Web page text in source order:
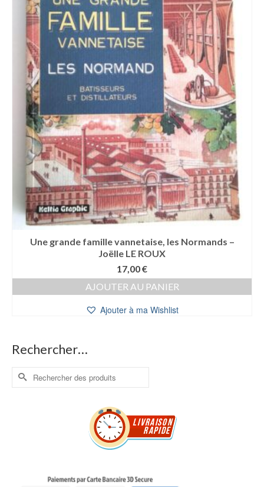
Une grande famille vannetaise, les Normands –
Joëlle LE ROUX
17,00€
AJOUTER AU PANIER
Ajouter à ma Wishlist
Rechercher…
Rechercher :